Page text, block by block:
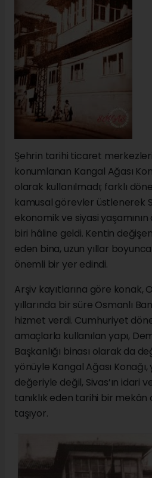
Şehrin tarihi ticaret
konumlanan Kangal Ağası
olarak kullanılmadı; farklı
kamusal görevler üstlenerek
ekonomik ve siyasi
biri hâline geldi. Kentin değişen
eden bina, uzun yıllar
önemli bir yer edindi.
Arşiv kayıtlarına göre konak,
yıllarında bir süre Osmanlı
hizmet verdi. Cumhuriyet
amaçlarla kullanılan yapı,
Başkanlığı binası olarak da
yönüyle Kangal Ağası
değeriyle değil, Sivas’ın idari
tanıklık eden tarihi bir mekân
taşıyor.